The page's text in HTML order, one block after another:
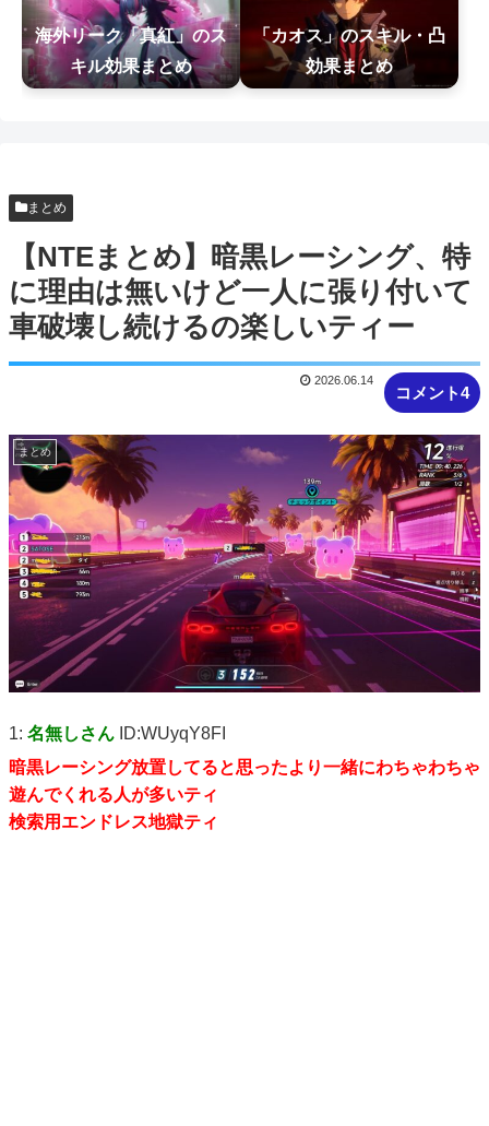
【悲報】Z世代の倫理観、完全にぶっ壊れるｗｗｗ
ｗ
【悲報】ジャンプグッズ43億キャンセルおばさ
滅ナルティメット作ったのにジャンブ...
海外リーク「真紅」のス
キル効果まとめ
「カオス」のスキル・凸
効果まとめ
まとめ
【NTEまとめ】暗黒レーシング、特
に理由は無いけど一人に張り付いて
車破壊し続けるの楽しいティー
コメント4
2026.06.14
まとめ
1: 名無しさん ID:WUyqY8FI
暗黒レーシング放置してると思ったより一緒にわちゃわちゃ
遊んでくれる人が多いティ
検索用エンドレス地獄ティ